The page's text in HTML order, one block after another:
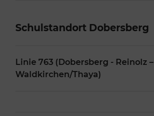
Schulstandort Dobersberg
Linie 763 (Dobersberg - Reinolz –
Waldkirchen/Thaya)